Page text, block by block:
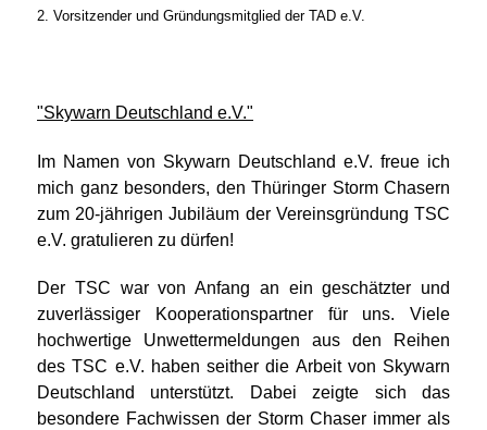
2. Vorsitzender und Gründungsmitglied der TAD e.V.
"Skywarn Deutschland e.V."
Im Namen von Skywarn Deutschland e.V. freue ich
mich ganz besonders, den Thüringer Storm Chasern
zum 20-jährigen Jubiläum der Vereinsgründung TSC
e.V. gratulieren zu dürfen!
Der TSC war von Anfang an ein geschätzter und
zuverlässiger Kooperationspartner für uns. Viele
hochwertige Unwettermeldungen aus den Reihen
des TSC e.V. haben seither die Arbeit von Skywarn
Deutschland unterstützt. Dabei zeigte sich das
besondere Fachwissen der Storm Chaser immer als